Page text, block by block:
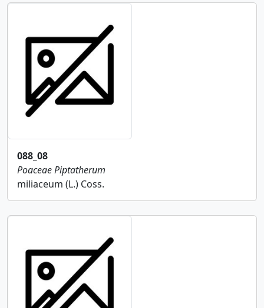
088_08
PoaceaePiptatherum
miliaceum (L.) Coss.